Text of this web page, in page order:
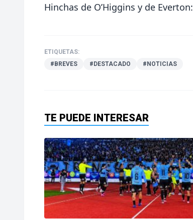
Hinchas de O’Higgins y de Everton:
ETIQUETAS:
#BREVES
#DESTACADO #NOTICIAS
TE PUEDE INTERESAR